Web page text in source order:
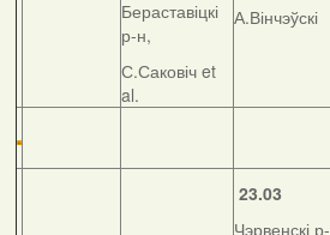
Бераставіцкі
р-н,
С.Саковіч et
al.
А.Вінчэўскі
23.03
Чэрвенскі р-